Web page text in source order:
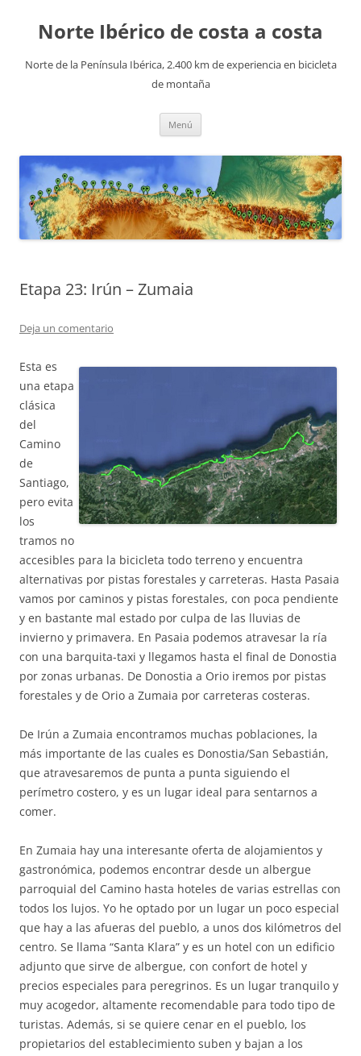
contenido
Norte Ibérico de costa a costa
Norte de la Península Ibérica, 2.400 km de experiencia en bicicleta
de montaña
Menú
Etapa 23: Irún – Zumaia
Deja un comentario
Esta es
una etapa
clásica
del
Camino
de
Santiago,
pero evita
los
tramos no
accesibles para la bicicleta todo terreno y encuentra
alternativas por pistas forestales y carreteras. Hasta Pasaia
vamos por caminos y pistas forestales, con poca pendiente
y en bastante mal estado por culpa de las lluvias de
invierno y primavera. En Pasaia podemos atravesar la ría
con una barquita-taxi y llegamos hasta el final de Donostia
por zonas urbanas. De Donostia a Orio iremos por pistas
forestales y de Orio a Zumaia por carreteras costeras.
De Irún a Zumaia encontramos muchas poblaciones, la
más importante de las cuales es Donostia/San Sebastián,
que atravesaremos de punta a punta siguiendo el
perímetro costero, y es un lugar ideal para sentarnos a
comer.
En Zumaia hay una interesante oferta de alojamientos y
gastronómica, podemos encontrar desde un albergue
parroquial del Camino hasta hoteles de varias estrellas con
todos los lujos. Yo he optado por un lugar un poco especial
que hay a las afueras del pueblo, a unos dos kilómetros del
centro. Se llama “Santa Klara” y es un hotel con un edificio
adjunto que sirve de albergue, con confort de hotel y
precios especiales para peregrinos. Es un lugar tranquilo y
muy acogedor, altamente recomendable para todo tipo de
turistas. Además, si se quiere cenar en el pueblo, los
propietarios del establecimiento suben y bajan a los